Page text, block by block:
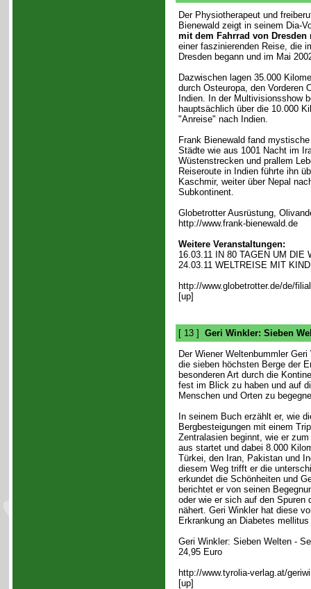
Der Physiotherapeut und
Bienewald zeigt in seinem Dia-
mit dem Fahrrad von Dresden
einer faszinierenden Reise, die
Dresden begann und im Mai
Dazwischen lagen 35.000
durch Osteuropa, den Vorderen
Indien. In der Multivisionsshow
hauptsächlich über die 10.000
"Anreise" nach Indien.
Frank Bienewald fand
Städte wie aus 1001 Nacht im
Wüstenstrecken und prallem
Reiseroute in Indien führte ihn
Kaschmir, weiter über Nepal
Subkontinent.
Globetrotter Ausrüstung,
http://www.frank-bienewald.de
Weitere Veranstaltungen:
16.03.11 IN 80 TAGEN UM DIE
24.03.11 WELTREISE MIT
http://www.globetrotter.de/de/
[up]
[ 13 ] Geri Winkler: Sieben
Der Wiener Weltenbummler
die sieben höchsten Berge der
besonderen Art durch die
fest im Blick zu haben und auf
Menschen und Orten zu
In seinem Buch erzählt er, wie
Bergbesteigungen mit einem
Zentralasien beginnt, wie er
aus startet und dabei 8.000
Türkei, den Iran, Pakistan und
diesem Weg trifft er die
erkundet die Schönheiten und
berichtet er von seinen
oder wie er sich auf den Spuren
nähert. Geri Winkler hat diese
Erkrankung an Diabetes
Geri Winkler: Sieben Welten -
24,95 Euro
http://www.tyrolia-verlag.at/
[up]